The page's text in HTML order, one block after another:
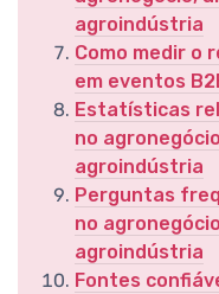
agroindústria
Como medir o
em eventos
Estatísticas
no
agroindústria
Perguntas
no
agroindústria
Fontes